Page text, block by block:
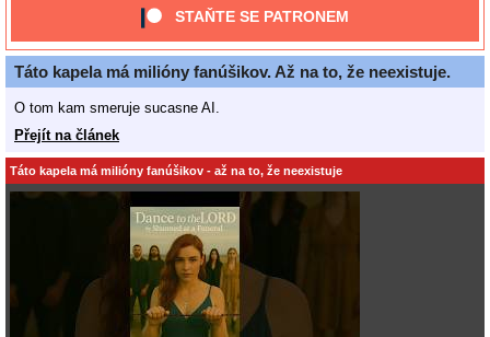
STAŇTE SE PATRONEM
Táto kapela má milióny fanúšikov. Až na to, že neexistuje.
O tom kam smeruje sucasne AI.
Přejít na článek
Táto kapela má milióny fanúšikov - až na to, že neexistuje